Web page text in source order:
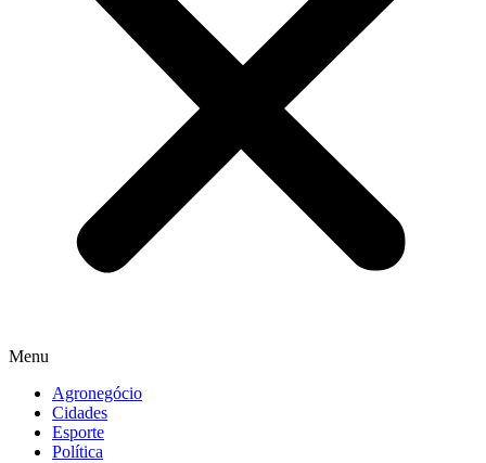
Menu
Agronegócio
Cidades
Esporte
Política